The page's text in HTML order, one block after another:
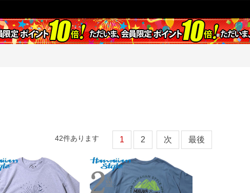
42件あります 1 2 次 最後